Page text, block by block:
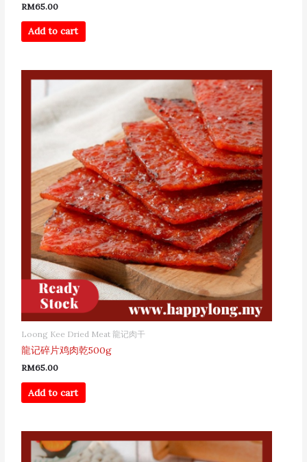
RM65.00
Add to cart
Loong Kee Dried Meat 龍记肉干
龍记碎片鸡肉乾500g
RM65.00
Add to cart